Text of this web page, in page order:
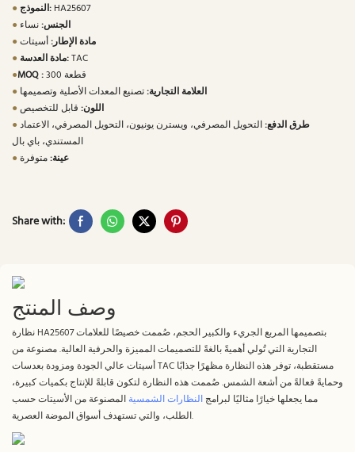
● النموذج: HA25607
●
الجنس:نساء
●
مادة الإطار:أسيتات
●
مادة العدسة:TAC
●MOQ :
300 قطعة
●
العلامة التجارية:تصنيع المعدات الأصلية وتصميمها
●
اللون: قابل للتخصيص
●
طرق الدفع:التحويل المصرفي، ويسترن يونيون، التحويل المصرفي، الاعتماد
المستندي، باي بال
●
عينة:متوفرة
Share with:
وصف المنتج
نظارة HA25607 بتصميمها المربع الجريء والكبير الحجم، صُممت خصيصًا للعلامات
التجارية التي تُولي أهميةً بالغةً للتصميمات المميزة والحرفية العالية. مصنوعة من
أسيتات عالي الجودة ومزودة بعدسات TAC مستقطبة، توفر هذه النظارة مظهرًا جذابًا
وحمايةً فعالةً من أشعة الشمس. صُممت هذه النظارة لتكون قابلةً للإنتاج بكميات كبيرة،
مما يجعلها خيارًا مثاليًا لبرامج النظارات الشمسية المصنوعة من الأسيتات حسب
الطلب، والتي تستهدف أسواق الموضة العصرية.